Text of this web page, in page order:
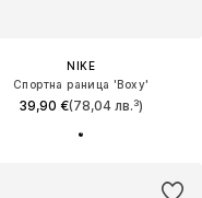
NIKE
Спортна раница 'Boxy'
39,90 €(78,04 лв.³)